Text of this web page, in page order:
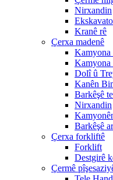
Nirxandin
Kranê rê
Çerxa madenê
Kamyona
Kamyona
Dolî û
Kanên
Barkêşê
Nirxandin
Barkêşê
Çerxa forkliftê
Forklift
Destgirê
Çermê